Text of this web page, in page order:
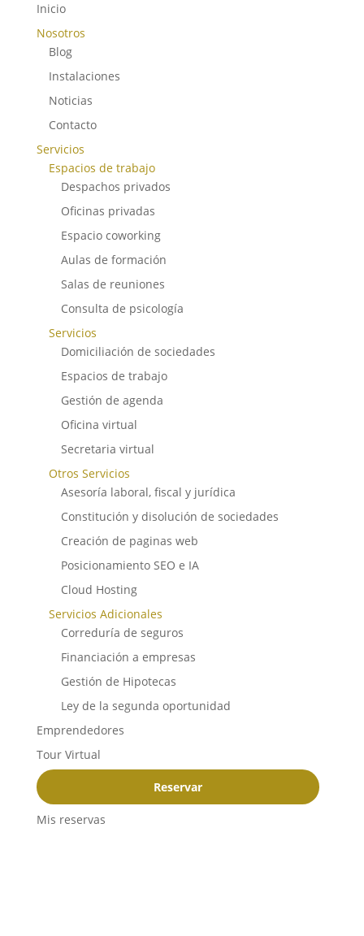
Inicio
Nosotros
Blog
Instalaciones
Noticias
Contacto
Servicios
Espacios de trabajo
Despachos privados
Oficinas privadas
Espacio coworking
Aulas de formación
Salas de reuniones
Consulta de psicología
Servicios
Domiciliación de sociedades
Espacios de trabajo
Gestión de agenda
Oficina virtual
Secretaria virtual
Otros Servicios
Asesoría laboral, fiscal y jurídica
Constitución y disolución de sociedades
Creación de paginas web
Posicionamiento SEO e IA
Cloud Hosting
Servicios Adicionales
Correduría de seguros
Financiación a empresas
Gestión de Hipotecas
Ley de la segunda oportunidad
Emprendedores
Tour Virtual
Reservar
Mis reservas